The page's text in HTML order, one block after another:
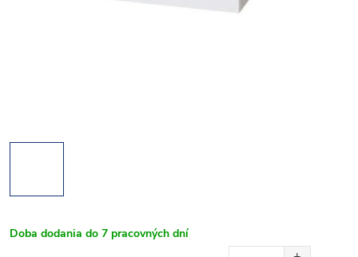
Doba dodania do 7 pracovných dní